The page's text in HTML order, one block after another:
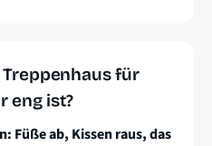
für
eng ist?
Füße ab, Kissen raus, das